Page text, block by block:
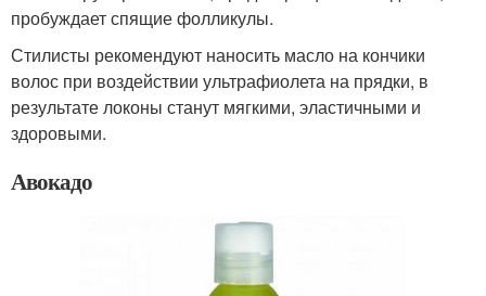
пробуждает спящие фолликулы.
Стилисты рекомендуют наносить масло на кончики
волос при воздействии ультрафиолета на прядки, в
результате локоны станут мягкими, эластичными и
здоровыми.
Авокадо